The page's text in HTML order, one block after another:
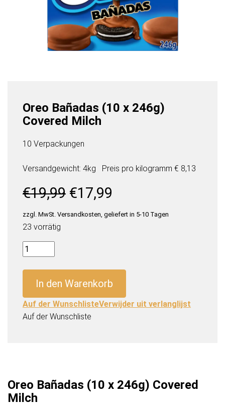
Oreo Bañadas (10 x 246g)
Covered Milch
10 Verpackungen
Versandgewicht: 4kg Preis pro kilogramm € 8,13
€19,99 Ursprünglicher
Preis
war:
€17,99
ist:
zzgl. MwSt. Versandkosten, geliefert in 5-10 Tagen
23 vorrätig
Oreo
Bañadas
(10
246g)
Covered
Milch
In den Warenkorb
Auf der WunschlisteVerwijder uit verlanglijst
Auf der Wunschliste
Oreo Bañadas (10 x 246g) Covered
Milch